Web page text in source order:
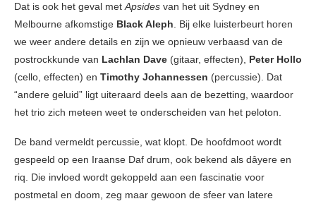
Dat is ook het geval metApsides van het uit Sydney en
Melbourne afkomstige Black Aleph. Bij elke luisterbeurt horen
we weer andere details en zijn we opnieuw verbaasd van de
postrockkunde van Lachlan Dave (gitaar, effecten), Peter Hollo
(cello, effecten) en Timothy Johannessen (percussie). Dat
“andere geluid” ligt uiteraard deels aan de bezetting, waardoor
het trio zich meteen weet te onderscheiden van het peloton.
De band vermeldt percussie, wat klopt. De hoofdmoot wordt
gespeeld op een Iraanse Daf drum, ook bekend als dâyere en
riq. Die invloed wordt gekoppeld aan een fascinatie voor
postmetal en doom, zeg maar gewoon de sfeer van latere